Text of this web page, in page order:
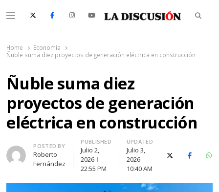
Menu
Home
Economía
Ñuble suma diez proyectos de generación eléctrica en construcción
Ñuble suma diez
proyectos de generación
eléctrica en construcción
Author
POSTED BY
Roberto
Fernández
PUBLISHED
Julio 2,
2026
22:55 PM
UPDATED
Julio 3,
2026
10:40 AM
X (Twitter)Facebook